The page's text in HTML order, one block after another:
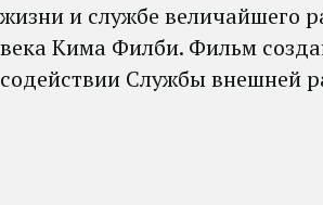
жизни и службе величайшего
века Кима Филби. Фильм
содействии Службы внешней